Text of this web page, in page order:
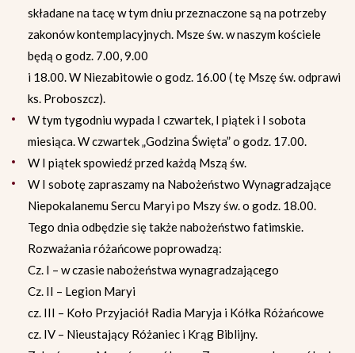
składane na tacę w tym dniu przeznaczone są na potrzeby
zakonów kontemplacyjnych. Msze św. w naszym kościele
będą o godz. 7.00, 9.00
i 18.00. W Niezabitowie o godz. 16.00 ( tę Mszę św. odprawi
ks. Proboszcz).
W tym tygodniu wypada I czwartek, I piątek i I sobota
miesiąca. W czwartek „Godzina Święta” o godz. 17.00.
W I piątek spowiedź przed każdą Mszą św.
W I sobotę zapraszamy na Nabożeństwo Wynagradzające
Niepokalanemu Sercu Maryi po Mszy św. o godz. 18.00.
Tego dnia odbędzie się także nabożeństwo fatimskie.
Rozważania różańcowe poprowadzą:
Cz. I – w czasie nabożeństwa wynagradzającego
Cz. II – Legion Maryi
cz. III – Koło Przyjaciół Radia Maryja i Kółka Różańcowe
cz. IV – Nieustający Różaniec i Krąg Biblijny.